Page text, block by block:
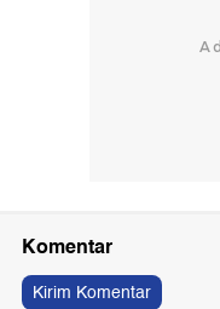
Komentar
Kirim Komentar